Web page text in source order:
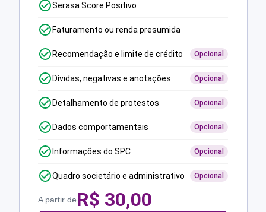
Serasa Score Positivo
Faturamento ou renda presumida
Recomendação e limite de crédito Opcional
Dívidas, negativas e anotações Opcional
Detalhamento de protestos Opcional
Dados comportamentais Opcional
Informações do SPC Opcional
Quadro societário e administrativo Opcional
A partir deR$ 30,00